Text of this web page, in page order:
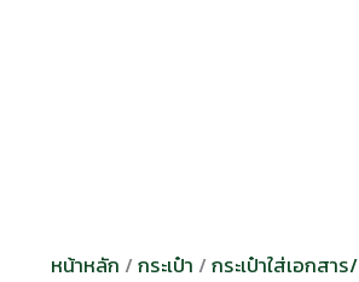
หน้าหลัก / กระเป๋า / กระเป๋าใส่เอกสาร/